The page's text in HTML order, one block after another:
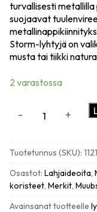
turvallisesti metallilla
suojaavat
Storm-lyhtyjä on
musta tai tiikki
2 varastossa
musta
määrä
- +
Tuotetunnus (SKU):
Osastot: Lahjaideoita,
koristeet, Merkit,
Avainsanat tuotteelle